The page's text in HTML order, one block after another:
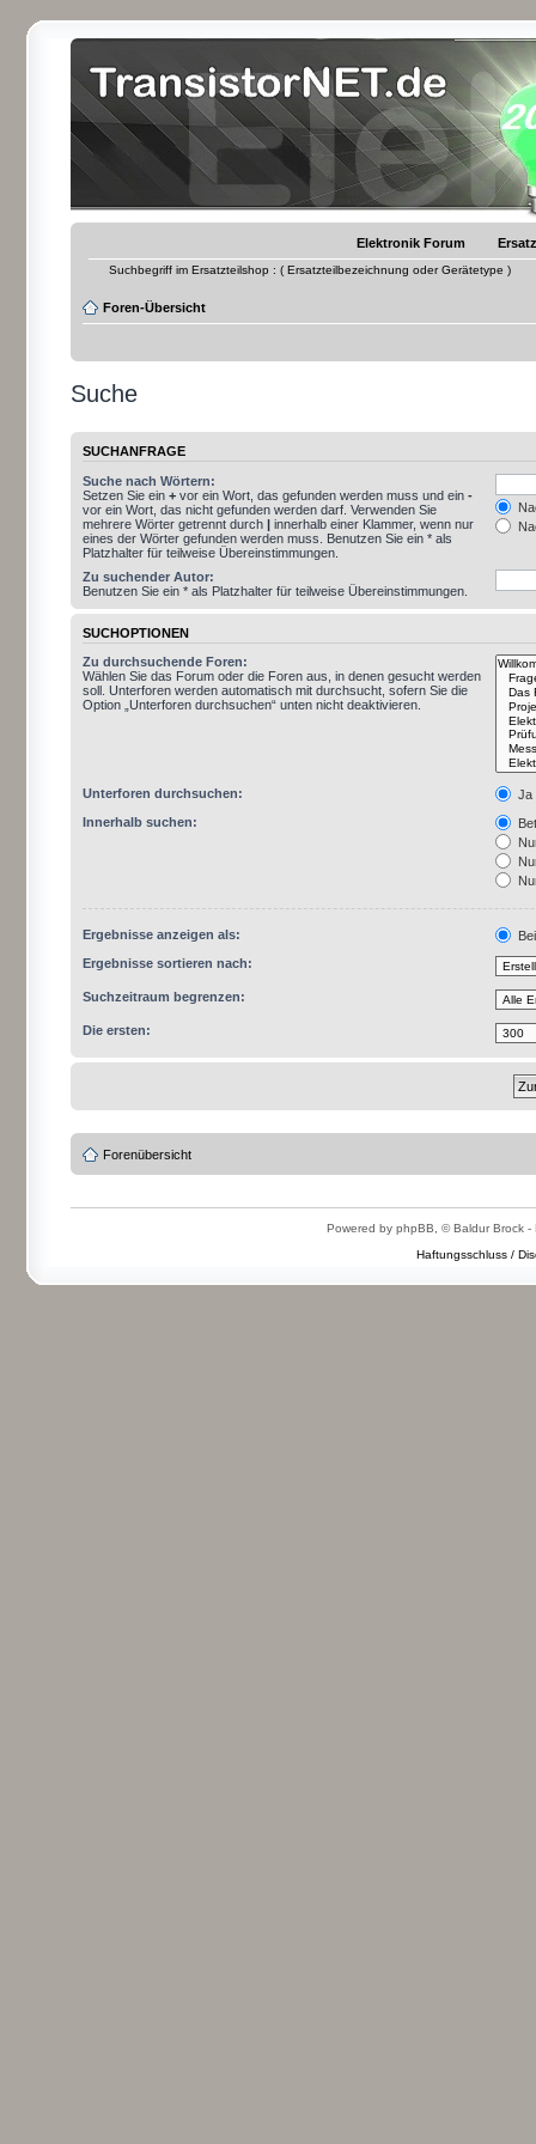
Elektronik Forum
Suchbegriff im Ersatzteilshop : ( Ersatzteilbezeichnung oder Gerätetype )
Foren-Übersicht
Suche
SUCHANFRAGE
Suche nach Wörtern:
Setzen Sie ein + vor ein Wort, das gefunden werden muss und ein -
vor ein Wort, das nicht gefunden werden darf. Verwenden Sie
mehrere Wörter getrennt durch | innerhalb einer Klammer, wenn nur
eines der Wörter gefunden werden muss. Benutzen Sie ein * als
Platzhalter für teilweise Übereinstimmungen.
Zu suchender Autor:
Benutzen Sie ein * als Platzhalter für teilweise Übereinstimmungen.
SUCHOPTIONEN
Zu durchsuchende Foren:
Wählen Sie das Forum oder die Foren aus, in denen gesucht werden
soll. Unterforen werden automatisch mit durchsucht, sofern Sie die
Option „Unterforen durchsuchen“ unten nicht deaktivieren.
Unterforen durchsuchen:
Ja
Innerhalb suchen:
Ergebnisse anzeigen als:
Ergebnisse sortieren nach:
Suchzeitraum begrenzen:
Die ersten:
Forenübersicht
Powered by phpBB, © Baldur Brock -
Haftungsschluss /